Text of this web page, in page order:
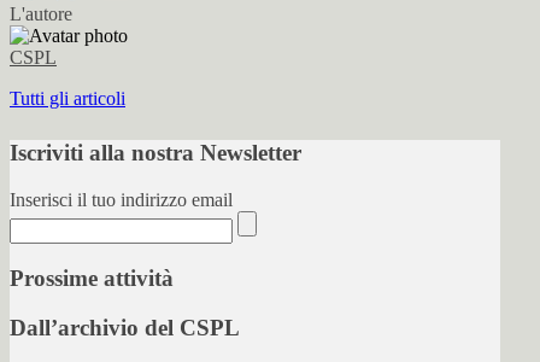
L'autore
CSPL
Tutti gli articoli
Iscriviti alla nostra Newsletter
Inserisci il tuo indirizzo email
Prossime attività
Dall’archivio del CSPL